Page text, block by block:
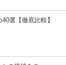
選【徹底比較】